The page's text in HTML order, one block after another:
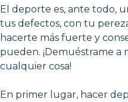
El deporte es, ante todo,
tus defectos, con tu
hacerte más fuerte y
pueden. ¡Demuéstrame
cualquier cosa!
En primer lugar, hacer